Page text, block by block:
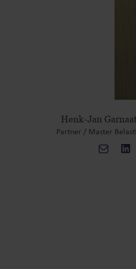
Henk-Jan
Partner / Master